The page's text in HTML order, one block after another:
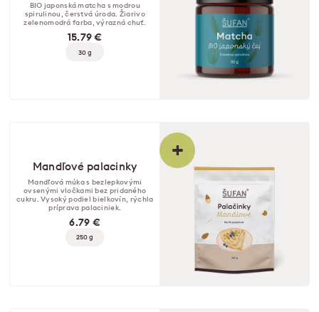
BIO japonská matcha s modrou
spirulinou, čerstvá úroda. Žiarivo
zelenomodrá farba, výrazná chuť.
15.79 €
30 g
+
Mandľové palacinky
Mandľová múka s bezlepkovými
ovsenými vločkami bez pridaného
cukru. Vysoký podiel bielkovín, rýchla
príprava palaciniek.
6.79 €
250 g